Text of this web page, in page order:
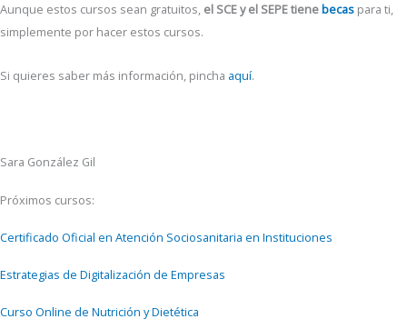
Aunque estos cursos sean gratuitos, el SCE y el SEPE tiene becas para ti,
simplemente por hacer estos cursos.
Si quieres saber más información, pincha aquí.
Sara González Gil
Próximos cursos:
Certificado Oficial en Atención Sociosanitaria en Instituciones
Estrategias de Digitalización de Empresas
Curso Online de Nutrición y Dietética